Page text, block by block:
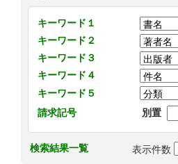
キーワード１
キーワード２
キーワード３
キーワード４
キーワード５
請求記号
別置
検索結果一覧 表示件数